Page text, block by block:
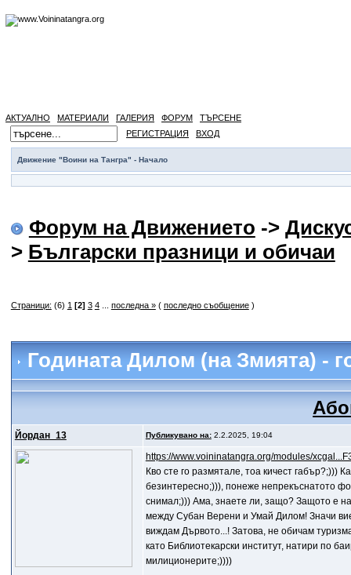
АКТУАЛНО МАТЕРИАЛИ ГАЛЕРИЯ ФОРУМ
ТЪРСЕНЕ
РЕГИСТРАЦИЯ
ВХОД
Движение "Воини на Тангра" - Начало
Форум на Движението ->
> Български празници и обичаи
Страници: (6) 1 [2] 3 4... последна »( последно съобщение)
Годината Дилом (на Змията) -
Йордан_13 Публикувано на:2.2.2025, 19:04
https://www.voininatangra.org/modules/
Кво сте го размятале, тоа кичест габър?;)))
безинтересно;))), понеже непрекъснатото
снимал;))) Ама, знаете ли, защо? Защото е
между Субан Верени и Умай Дилом! Значи
виждам Дървото...! Затова, не обичам
като Библиотекарски институт, натири по
милиционерите;))))